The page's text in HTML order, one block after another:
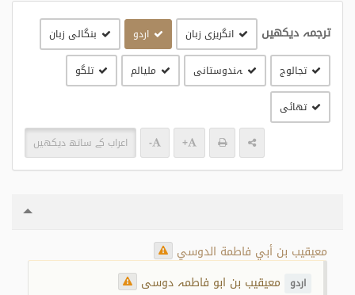
ترجمہ دیکھیں انگریزی زبان اردو بنگالی زبان
تجالوج ہندوستانی مليالم تلگو
تھائی
+
- اعراب کے ساتھ دیکھیں
معيقيب بن أبي فاطمة الدوسي
اردو معیقیب بن ابو فاطمہ دوسی